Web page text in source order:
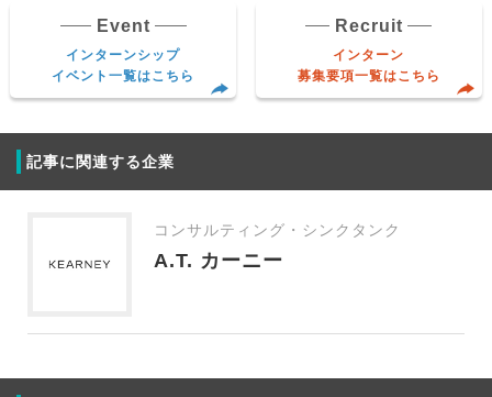
Event
インターンシップ
イベント一覧はこちら
Recruit
インターン
募集要項一覧はこちら
記事に関連する企業
コンサルティング・シンクタンク
A.T. カーニー